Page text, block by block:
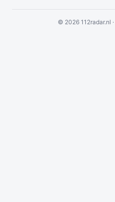
© 2026 112radar.nl ·